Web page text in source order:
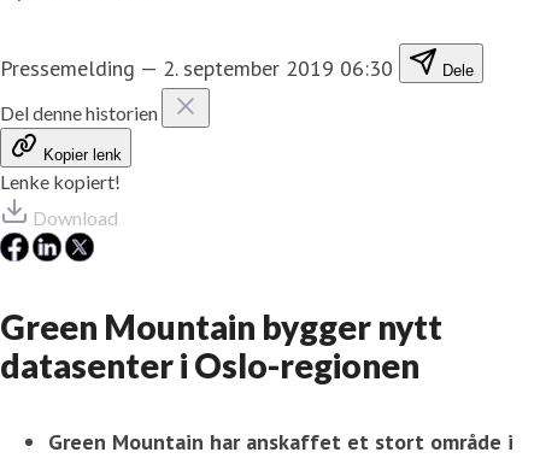
Pressemelding — 2. september 2019 06:30 Dele
Del denne historien
Kopier lenk
Lenke kopiert!
Download
Green Mountain bygger nytt
datasenter i Oslo-regionen
Green Mountain har anskaffet et stort område i